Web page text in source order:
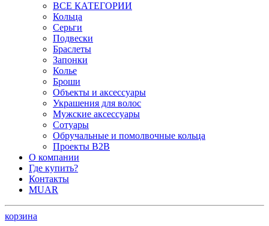
ВСЕ КАТЕГОРИИ
Кольца
Серьги
Подвески
Браслеты
Запонки
Колье
Броши
Объекты и аксессуары
Украшения для волос
Мужские аксессуары
Сотуары
Обручальные и помолвочные кольца
Проекты B2B
О компании
Где купить?
Контакты
MUAR
корзина